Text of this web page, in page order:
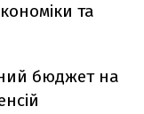
та
бюджет на